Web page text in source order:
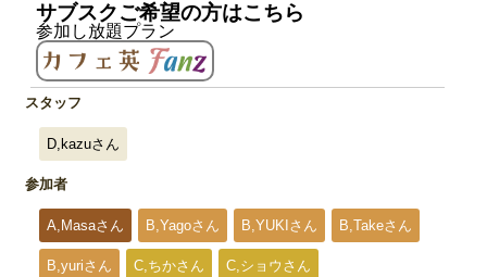
サブスクご希望の方はこちら
参加し放題プラン
スタッフ
D,kazuさん
参加者
A,Masaさん B,Yagoさん B,YUKIさん B,Takeさん
B,yuriさん C,ちかさん C,ショウさん